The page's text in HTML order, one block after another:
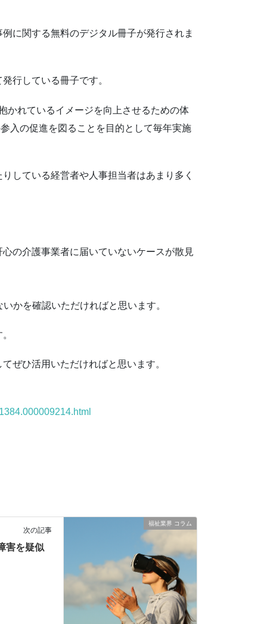
に関する無料のデジタル冊子が発行されま
行している冊子です。
かれているイメージを向上させるための体
入の促進を図ることを目的として毎年実施
している経営者や人事担当者はあまり多く
の介護事業者に届いていないケースが散見
かを確認いただければと思います。
ぜひ活用いただければと思います。
福祉業界 コラム
次の記事
害を疑似